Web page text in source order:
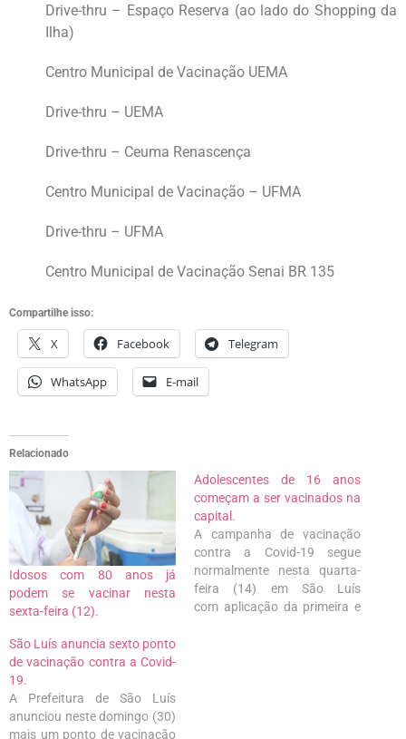
Drive-thru – Espaço Reserva (ao lado do Shopping da
Ilha)
Centro Municipal de Vacinação UEMA
Drive-thru – UEMA
Drive-thru – Ceuma Renascença
Centro Municipal de Vacinação – UFMA
Drive-thru – UFMA
Centro Municipal de Vacinação Senai BR 135
Compartilhe isso:
X Facebook Telegram
WhatsApp E-mail
Relacionado
Idosos com 80 anos já
podem se vacinar nesta
sexta-feira (12).
Adolescentes de 16 anos
começam a ser vacinados na
capital.
A campanha de vacinação
contra a Covid-19 segue
normalmente nesta quarta-
feira (14) em São Luís
com aplicação da primeira e
São Luís anuncia sexto ponto
de vacinação contra a Covid-
19.
A Prefeitura de São Luís
anunciou neste domingo (30)
mais um ponto de vacinação